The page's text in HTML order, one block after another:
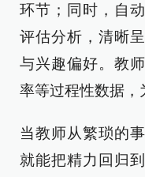
环节；同时，自
评估分析，清晰
与兴趣偏好。教
率等过程性数据，
当教师从繁琐的
就能把精力回归